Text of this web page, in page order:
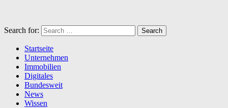
Search for: Search
Startseite
Unternehmen
Immobilien
Digitales
Bundesweit
News
Wissen